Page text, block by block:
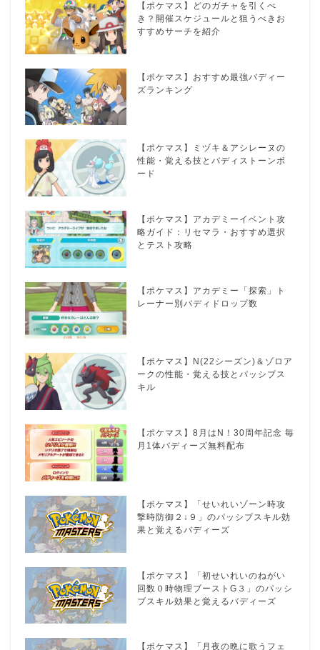
【ポケマス】どのガチャを引くべ
き？開催スケジュールと狙うべきお
すすめサーチを紹介
【ポケマス】おすすめ最強バディー
ズランキング
【ポケマス】ミヅキ＆アシレーヌの
性能・覚える技とバディストーンボ
ード
【ポケマス】アカデミーイベント攻
略ガイド：リセマラ・おすすめ選択
とテスト攻略
【ポケマス】アカデミー「探索」ト
レーナー別バディドロップ数
【ポケマス】N(22シーズン)＆ゾロア
ークの性能・覚える技とパッシブス
キル
【ポケマス】8月はN！30周年記念 毎
月1体バディーズ無料配布
【ポケマス】「せいれいゾーン時攻
撃時防御２↓９」のパッシブスキル効
果と覚えるバディーズ
【ポケマス】「初せいれいのねがい
回数０時物理ブーストG３」のパッシ
ブスキル効果と覚えるバディーズ
【ポケマス】「月夜の晩に歌うフェ